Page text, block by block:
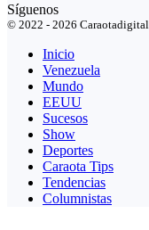
Síguenos
© 2022 - 2026
Inicio
Venezuela
Mundo
EEUU
Sucesos
Show
Deportes
Caraota Tips
Tendencias
Columnistas